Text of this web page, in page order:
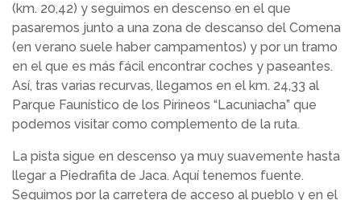
(km. 20,42) y seguimos en descenso en el que
pasaremos junto a una zona de descanso del Comena
(en verano suele haber campamentos) y por un tramo
en el que es más fácil encontrar coches y paseantes.
Así, tras varias recurvas, llegamos en el km. 24,33 al
Parque Faunístico de los Pirineos “Lacuniacha” que
podemos visitar como complemento de la ruta.
La pista sigue en descenso ya muy suavemente hasta
llegar a Piedrafita de Jaca. Aquí tenemos fuente.
Seguimos por la carretera de acceso al pueblo y en el